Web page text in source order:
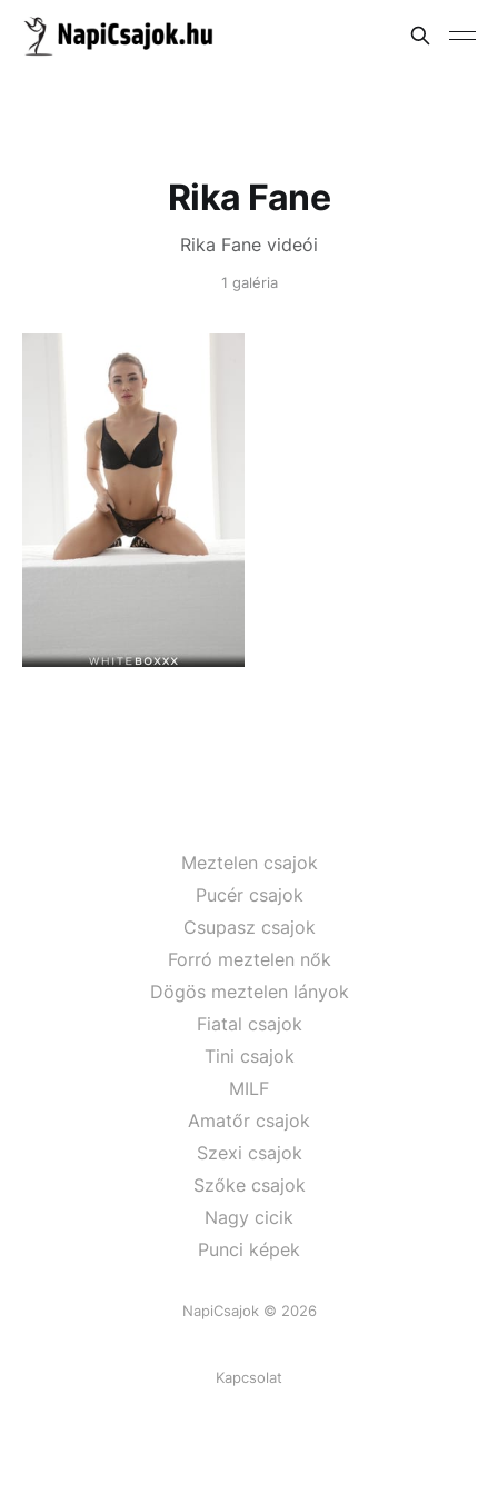
Rika Fane
Rika Fane videói
1 galéria
Meztelen csajok
Pucér csajok
Csupasz csajok
Forró meztelen nők
Dögös meztelen lányok
Fiatal csajok
Tini csajok
MILF
Amatőr csajok
Szexi csajok
Szőke csajok
Nagy cicik
Punci képek
NapiCsajok © 2026
Kapcsolat